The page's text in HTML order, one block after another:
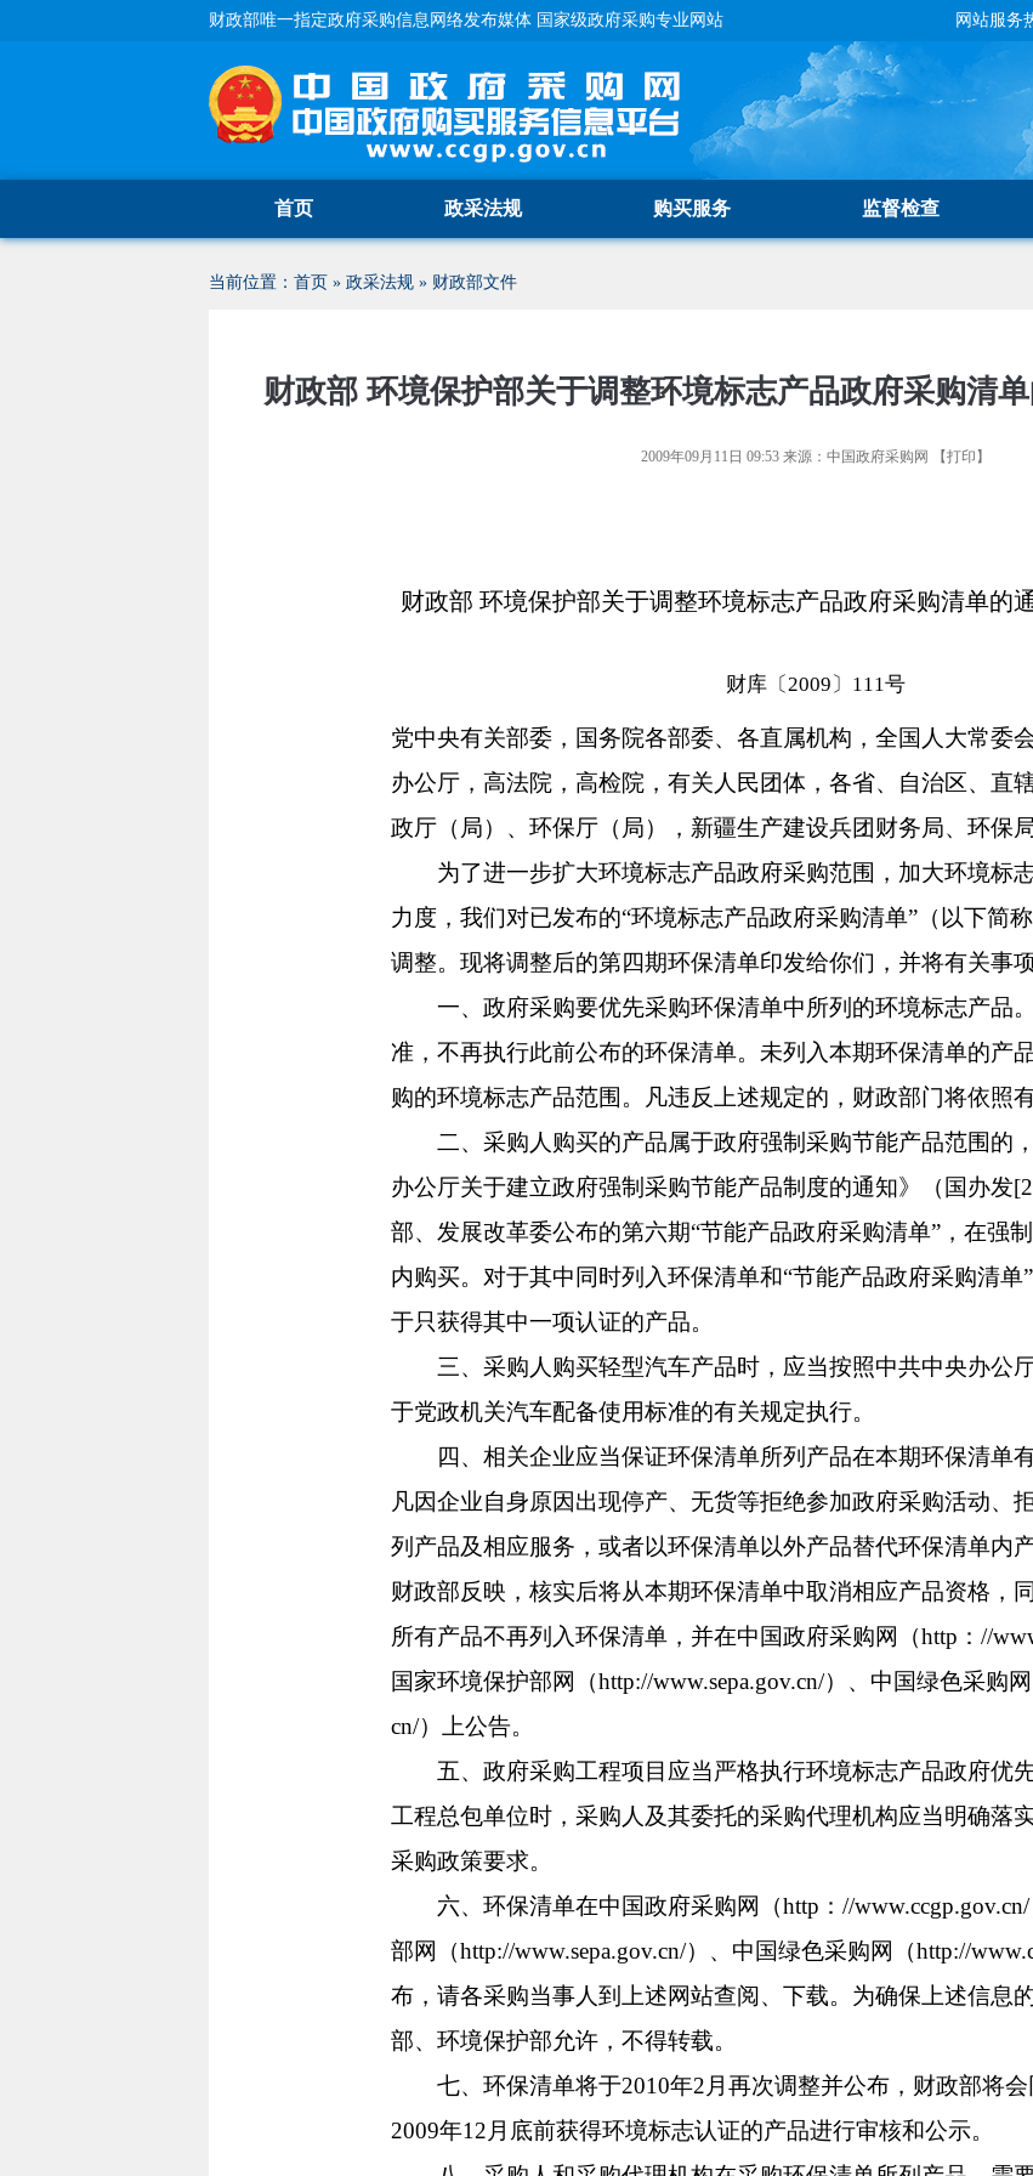
财政部唯一指定政府采购信息网络发布媒体 国家级政府采购专业网站 网站服务
首页 政采法规 购买服务 监督检查
当前位置： 首页 » 政采法规 » 财政部文件
财政部 环境保护部关于调整环境标志产品政府采购清单
2009年09月11日 09:53 来源： 中国政府采购网 【打印 】
财政部 环境保护部关于调整环境标志产品政府采购清单的
财库〔2009〕111号
党中央有关部委，国务院各部委、各直属机构，全国人大常委
办公厅，高法院，高检院，有关人民团体，各省、自治区、直
政厅（局）、环保厅（局），新疆生产建设兵团财务局、环保局
为了进一步扩大环境标志产品政府采购范围，加大环境标
力度，我们对已发布的“环境标志产品政府采购清单”（以下简
调整。现将调整后的第四期环保清单印发给你们，并将有关事
一、政府采购要优先采购环保清单中所列的环境标志产品
准，不再执行此前公布的环保清单。未列入本期环保清单的产
购的环境标志产品范围。凡违反上述规定的，财政部门将依照
二、采购人购买的产品属于政府强制采购节能产品范围的
办公厅关于建立政府强制采购节能产品制度的通知》（国办发
部、发展改革委公布的第六期“节能产品政府采购清单”，在强
内购买。对于其中同时列入环保清单和“节能产品政府采购清单
于只获得其中一项认证的产品。
三、采购人购买轻型汽车产品时，应当按照中共中央办公
于党政机关汽车配备使用标准的有关规定执行。
四、相关企业应当保证环保清单所列产品在本期环保清单有
凡因企业自身原因出现停产、无货等拒绝参加政府采购活动、
列产品及相应服务，或者以环保清单以外产品替代环保清单内
财政部反映，核实后将从本期环保清单中取消相应产品资格，
所有产品不再列入环保清单，并在中国政府采购网（http：//
国家环境保护部网（http://www.sepa.gov.cn/）、中国绿色采购
cn/）上公告。
五、政府采购工程项目应当严格执行环境标志产品政府优
工程总包单位时，采购人及其委托的采购代理机构应当明确落
采购政策要求。
六、环保清单在中国政府采购网（http：//www.ccgp.gov.cn/
部网（http://www.sepa.gov.cn/）、中国绿色采购网（http://
布，请各采购当事人到上述网站查阅、下载。为确保上述信息
部、环境保护部允许，不得转载。
七、环保清单将于2010年2月再次调整并公布，财政部将会
2009年12月底前获得环境标志认证的产品进行审核和公示。